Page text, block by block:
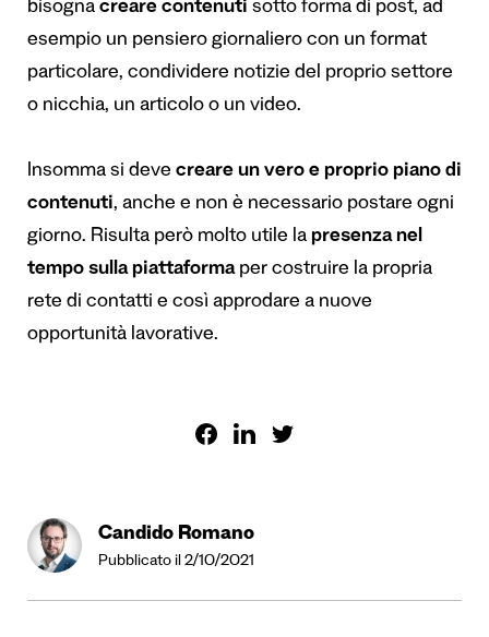
bisogna creare contenuti sotto forma di post, ad
esempio un pensiero giornaliero con un format
particolare, condividere notizie del proprio settore
o nicchia, un articolo o un video.
Insomma si deve creare un vero e proprio piano di
contenuti, anche e non è necessario postare ogni
giorno. Risulta però molto utile la presenza nel
tempo sulla piattaformaper costruire la propria
rete di contatti e così approdare a nuove
opportunità lavorative.
Candido Romano
Pubblicato il 2/10/2021